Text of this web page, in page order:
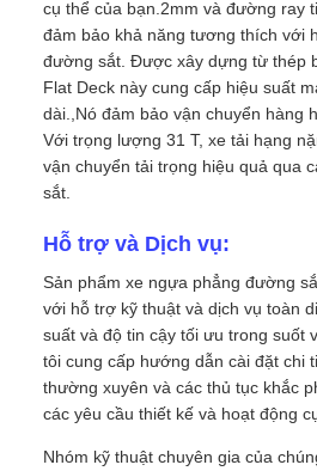
cụ thể của bạn.2mm và đường ray
đảm bảo khả năng tương thích với
đường sắt. Được xây dựng từ thép
Flat Deck này cung cấp hiệu suất
dài.,Nó đảm bảo vận chuyển hàng
Với trọng lượng 31 T, xe tải hạng
vận chuyển tải trọng hiệu quả qua
sắt.
Hỗ trợ và Dịch vụ:
Sản phẩm xe ngựa phẳng đường
với hỗ trợ kỹ thuật và dịch vụ toàn
suất và độ tin cậy tối ưu trong suốt
tôi cung cấp hướng dẫn cài đặt chi
thường xuyên và các thủ tục khắc
các yêu cầu thiết kế và hoạt động
Nhóm kỹ thuật chuyên gia của